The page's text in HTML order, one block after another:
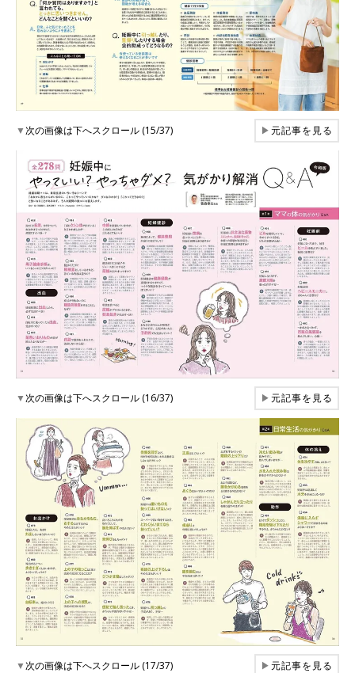
▼次の画像は下へスクロール (15/37) ▶元記事を見る
▼次の画像は下へスクロール (16/37) ▶元記事を見る
▼次の画像は下へスクロール (17/37) ▶元記事を見る